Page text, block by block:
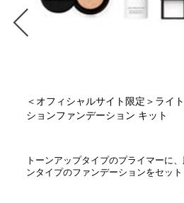
＜オフィシャルサイト限定＞ライ
ションファンデーション キット
トーンアップタイプのプライマーに
ンタイプのファンデーションをセット